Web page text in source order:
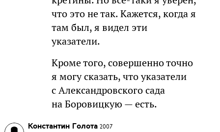
что это не так. Кажется, когда я
там был, я видел эти
указатели.
Кроме того, совершенно точно
я могу сказать, что указатели
с Александровского сада
на Боровицкую — есть.
Константин Голота 2007